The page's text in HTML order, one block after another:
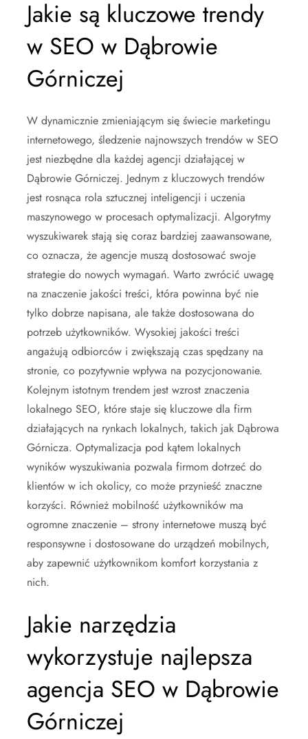
Jakie są kluczowe trendy
w SEO w Dąbrowie
Górniczej
W dynamicznie zmieniającym się świecie marketingu
internetowego, śledzenie najnowszych trendów w SEO
jest niezbędne dla każdej agencji działającej w
Dąbrowie Górniczej. Jednym z kluczowych trendów
jest rosnąca rola sztucznej inteligencji i uczenia
maszynowego w procesach optymalizacji. Algorytmy
wyszukiwarek stają się coraz bardziej zaawansowane,
co oznacza, że agencje muszą dostosować swoje
strategie do nowych wymagań. Warto zwrócić uwagę
na znaczenie jakości treści, która powinna być nie
tylko dobrze napisana, ale także dostosowana do
potrzeb użytkowników. Wysokiej jakości treści
angażują odbiorców i zwiększają czas spędzany na
stronie, co pozytywnie wpływa na pozycjonowanie.
Kolejnym istotnym trendem jest wzrost znaczenia
lokalnego SEO, które staje się kluczowe dla firm
działających na rynkach lokalnych, takich jak Dąbrowa
Górnicza. Optymalizacja pod kątem lokalnych
wyników wyszukiwania pozwala firmom dotrzeć do
klientów w ich okolicy, co może przynieść znaczne
korzyści. Również mobilność użytkowników ma
ogromne znaczenie – strony internetowe muszą być
responsywne i dostosowane do urządzeń mobilnych,
aby zapewnić użytkownikom komfort korzystania z
nich.
Jakie narzędzia
wykorzystuje najlepsza
agencja SEO w Dąbrowie
Górniczej